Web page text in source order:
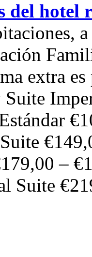
del hotel
extra
Suite
–
Suite